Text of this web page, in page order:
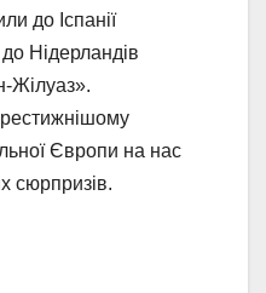
до Іспанії
Нідерландів
Жілуаз».
Європи на нас
сюрпризів.